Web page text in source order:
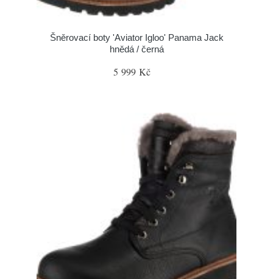
Šněrovací boty 'Aviator Igloo' Panama Jack
hnědá / černá
5 999 Kč